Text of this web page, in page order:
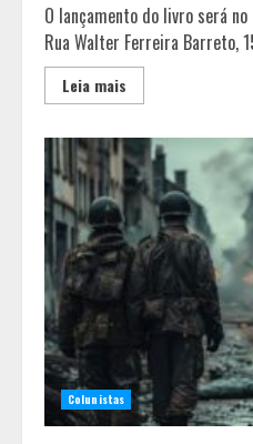
O lançamento do livro será
Rua Walter Ferreira Barreto,
Leia mais
Colunistas